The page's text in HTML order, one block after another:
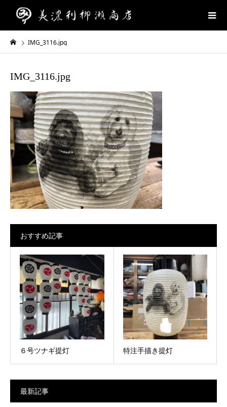
IMG_3116.jpg
IMG_3116.jpg
おすすめ記事
６号ツナギ提灯 特注手描き提灯
最新記事